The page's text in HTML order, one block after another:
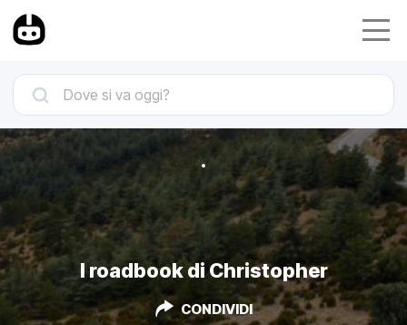
I roadbook di Christopher
CONDIVIDI